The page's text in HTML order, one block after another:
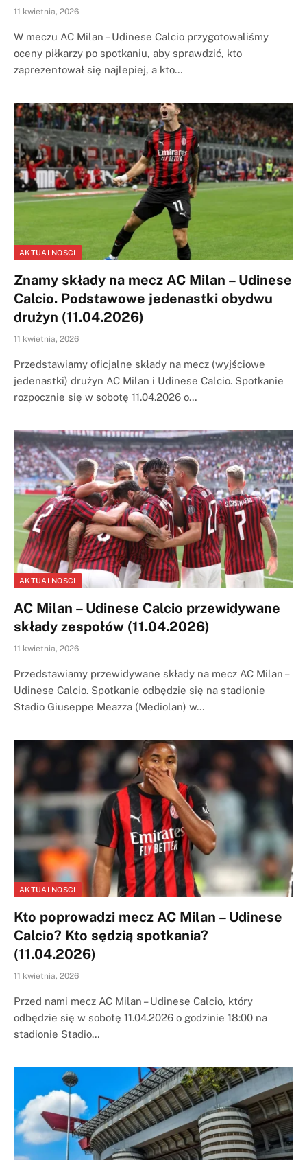
11 kwietnia, 2026
W meczu AC Milan – Udinese Calcio przygotowaliśmy
oceny piłkarzy po spotkaniu, aby sprawdzić, kto
zaprezentował się najlepiej, a kto…
AKTUALNOSCI
Znamy składy na mecz AC Milan – Udinese
Calcio. Podstawowe jedenastki obydwu
drużyn (11.04.2026)
11 kwietnia, 2026
Przedstawiamy oficjalne składy na mecz (wyjściowe
jedenastki) drużyn AC Milan i Udinese Calcio. Spotkanie
rozpocznie się w sobotę 11.04.2026 o…
AKTUALNOSCI
AC Milan – Udinese Calcio przewidywane
składy zespołów (11.04.2026)
11 kwietnia, 2026
Przedstawiamy przewidywane składy na mecz AC Milan –
Udinese Calcio. Spotkanie odbędzie się na stadionie
Stadio Giuseppe Meazza (Mediolan) w…
AKTUALNOSCI
Kto poprowadzi mecz AC Milan – Udinese
Calcio? Kto sędzią spotkania?
(11.04.2026)
11 kwietnia, 2026
Przed nami mecz AC Milan – Udinese Calcio, który
odbędzie się w sobotę 11.04.2026 o godzinie 18:00 na
stadionie Stadio…